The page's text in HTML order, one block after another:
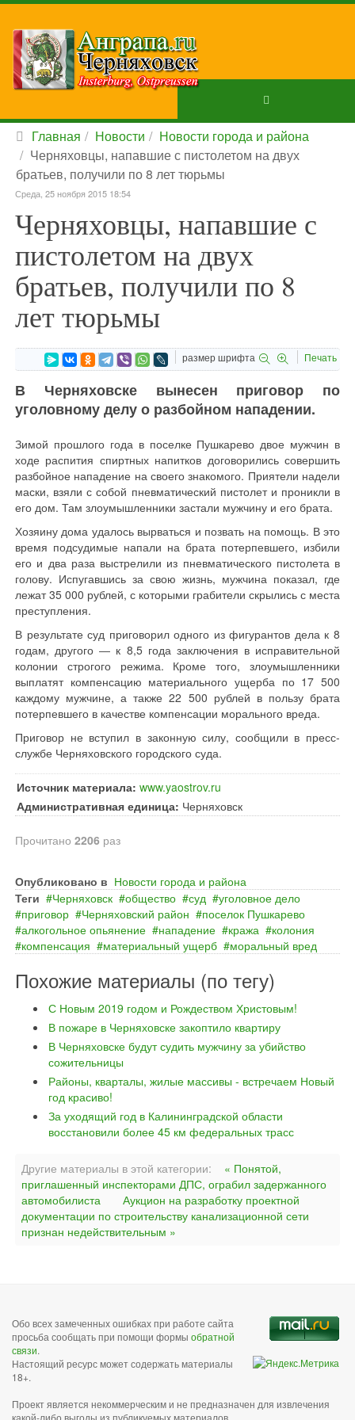
Главная Новости
Новости города и района
Черняховцы, напавшие с пистолетом на двух
братьев, получили по 8 лет тюрьмы
Среда, 25 ноября 2015 18:54
Черняховцы, напавшие с
пистолетом на двух
братьев, получили по 8
лет тюрьмы
размер шрифта Печать
В Черняховске вынесен приговор по
уголовному делу о разбойном нападении.
Зимой прошлого года в поселке Пушкарево двое мужчин в
ходе распития спиртных напитков договорились совершить
разбойное нападение на своего знакомого. Приятели надели
маски, взяли с собой пневматический пистолет и проникли в
его дом. Там злоумышленники застали мужчину и его брата.
Хозяину дома удалось вырваться и позвать на помощь. В это
время подсудимые напали на брата потерпевшего, избили
его и два раза выстрелили из пневматического пистолета в
голову. Испугавшись за свою жизнь, мужчина показал, где
лежат 35 000 рублей, с которыми грабители скрылись с места
преступления.
В результате суд приговорил одного из фигурантов дела к 8
годам, другого ― к 8,5 года заключения в исправительной
колонии строгого режима. Кроме того, злоумышленники
выплатят компенсацию материального ущерба по 17 500
каждому мужчине, а также 22 500 рублей в пользу брата
потерпевшего в качестве компенсации морального вреда.
Приговор не вступил в законную силу, сообщили в пресс-
службе Черняховского городского суда.
Источник материала: www.yaostrov.ru
Административная единица: Черняховск
Прочитано 2206 раз
Опубликовано в Новости города и района
Теги
Черняховск общество суд
уголовное дело
приговор
Черняховский район
поселок Пушкарево
алкогольное опьянение
нападение кража
колония
компенсация
материальный ущерб моральный вред
Похожие материалы (по тегу)
С Новым 2019 годом и Рождеством Христовым!
В пожаре в Черняховске закоптило квартиру
В Черняховске будут судить мужчину за убийство
сожительницы
Районы, кварталы, жилые массивы - встречаем Новый
год красиво!
За уходящий год в Калининградской области
восстановили более 45 км федеральных трасс
Другие материалы в этой категории:
« Понятой,
приглашенный инспекторами ДПС, ограбил задержанного
автомобилиста
Аукцион на разработку проектной
документации по строительству канализационной сети
признан недействительным »
Обо всех замеченных ошибках при работе сайта
просьба сообщать при помощи формы обратной
связи.
Настоящий ресурс может содержать материалы
18+.
Проект является некоммерческим и не предназначен для извлечения
какой-либо выгоды из публикуемых материалов,